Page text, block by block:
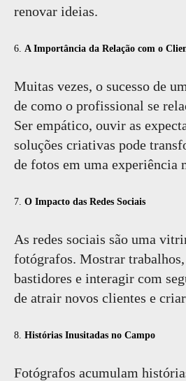
renovar ideias.
6. A Importância da Relação com o
Muitas vezes, o sucesso de
de como o profissional se
Ser empático, ouvir as
soluções criativas pode
de fotos em uma experiência
7. O Impacto das Redes Sociais
As redes sociais são uma
fotógrafos. Mostrar
bastidores e interagir com
de atrair novos clientes e
8. Histórias Inusitadas no Campo
Fotógrafos acumulam